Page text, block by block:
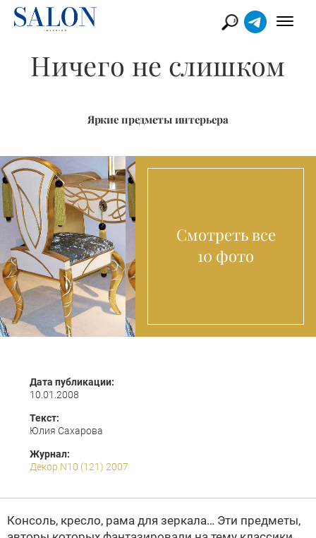
Ничего не слишком
Яркие предметы интерьера
Смотреть все
10 фото
Дата публикации:
10.01.2008
Текст:
Юлия Сахарова
Журнал:
Декор N10 (121) 2007
Консоль, кресло, рама для зеркала… Эти предметы,